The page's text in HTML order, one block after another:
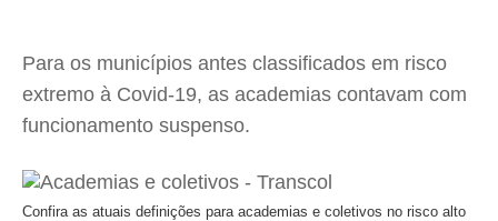
Para os municípios antes classificados em risco
extremo à Covid-19, as academias contavam com
funcionamento suspenso.
Confira as atuais definições para academias e coletivos no risco alto